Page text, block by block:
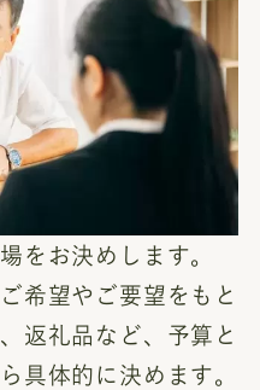
をお決めします。
希望やご要望をもと
返礼品など、予算と
具体的に決めます。